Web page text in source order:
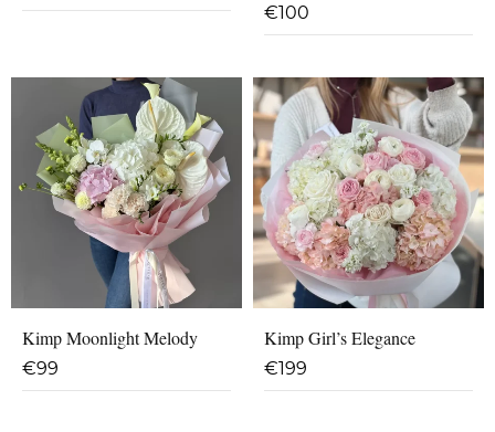
€100
Kimp Moonlight Melody
€99
Kimp Girl’s Elegance
€199